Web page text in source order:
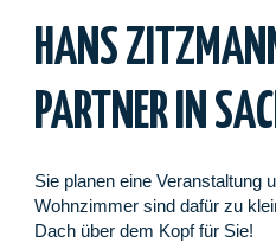
HANS
PARTNER IN
Sie planen eine Veranstaltung
Wohnzimmer sind dafür zu
Dach über dem Kopf für Sie!